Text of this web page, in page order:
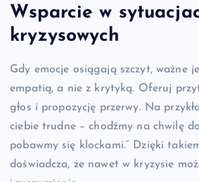
Wsparcie w
kryzysowych
Gdy emocje osiągają szczyt, ważne
empatią, a nie z krytyką. Oferuj
głos i propozycję przerwy. Na
ciebie trudne – chodźmy na chwilę
pobawmy się klockami.” Dzięki
doświadcza, że nawet w kryzysie